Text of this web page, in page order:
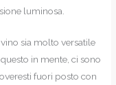
luminosa.
sia molto versatile
in mente, ci sono
fuori posto con